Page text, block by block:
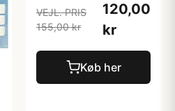
VEJL. PRIS
155,00 kr
120,00
kr
Køb her